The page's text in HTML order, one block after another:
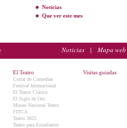
Noticias
Que ver este mes
Noticias | Mapa web
El Teatro
Corral de Comedias
Festival Internacional
El Teatro Clásico
El Siglo de Oro
Museo Nacional Teatro
FITCA
Teatro 2025
Teatro para Estudiantes
Visitas guiadas